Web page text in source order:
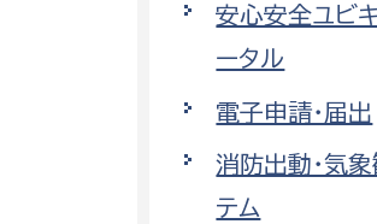
まちづくりに関わりたい
都市政策課
安心安全ユビ
ータル
電子申請・届出
消防出動・気
テム